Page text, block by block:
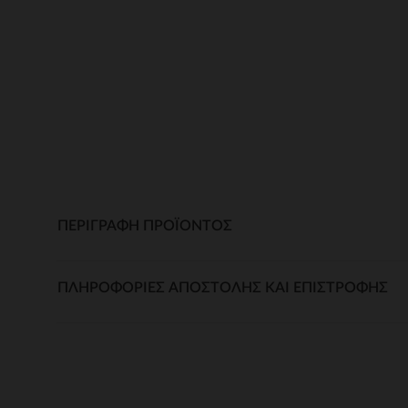
ΠΕΡΙΓΡΑΦΉ ΠΡΟΪΌΝΤΟΣ
ΠΛΗΡΟΦΟΡΊΕΣ ΑΠΟΣΤΟΛΉΣ ΚΑΙ ΕΠΙΣΤΡΟΦΉΣ